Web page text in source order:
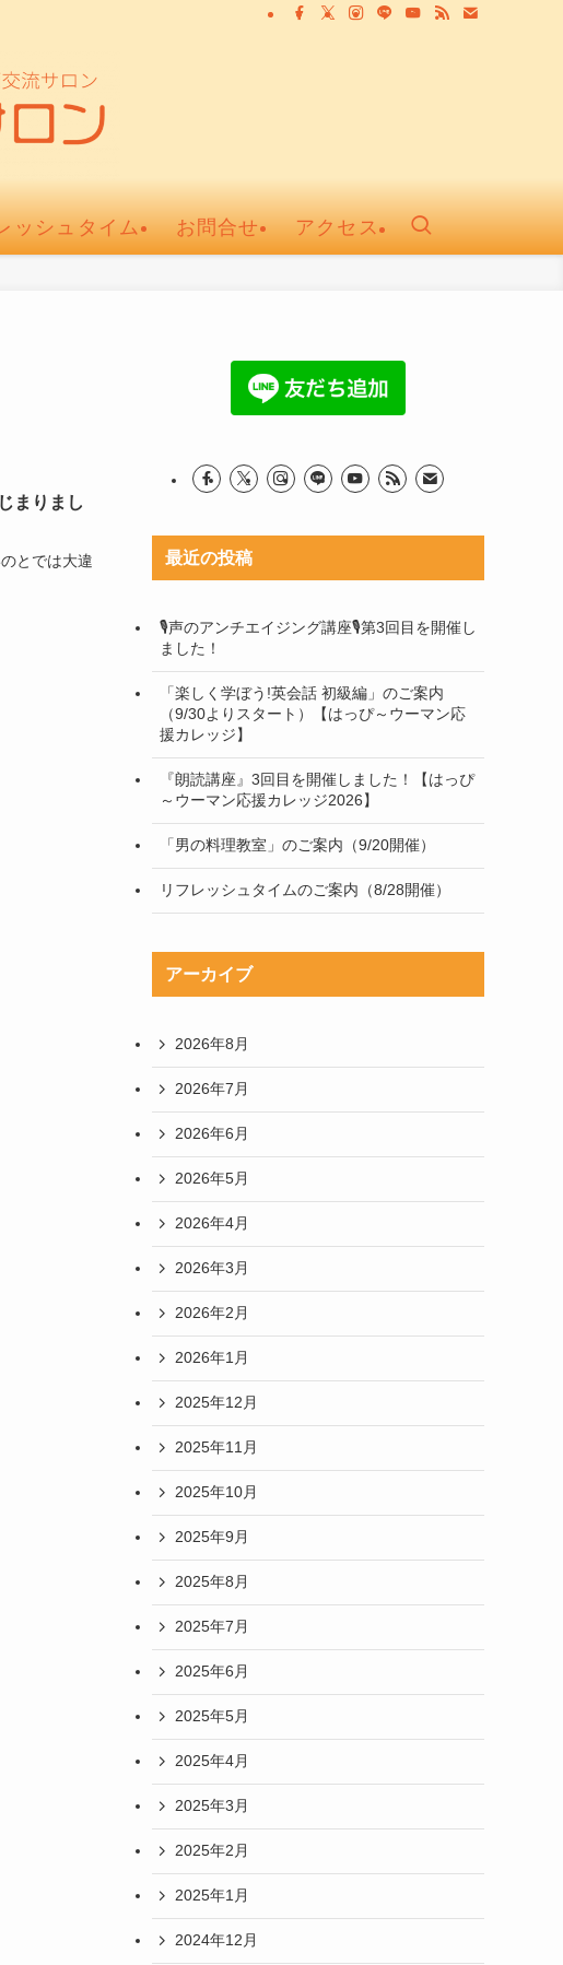
ッシュタイム お問合せ アクセス
まりまし
とでは大違
最近の投稿
🎙声のアンチエイジング講座🎙第3回目を開催し
ました！
「楽しく学ぼう!英会話 初級編」のご案内
（9/30よりスタート）【はっぴ～ウーマン応
援カレッジ】
『朗読講座』3回目を開催しました！【はっぴ
～ウーマン応援カレッジ2026】
「男の料理教室」のご案内（9/20開催）
リフレッシュタイムのご案内（8/28開催）
アーカイブ
2026年8月
2026年7月
2026年6月
2026年5月
2026年4月
2026年3月
2026年2月
2026年1月
2025年12月
2025年11月
2025年10月
2025年9月
2025年8月
2025年7月
2025年6月
2025年5月
2025年4月
2025年3月
2025年2月
2025年1月
2024年12月